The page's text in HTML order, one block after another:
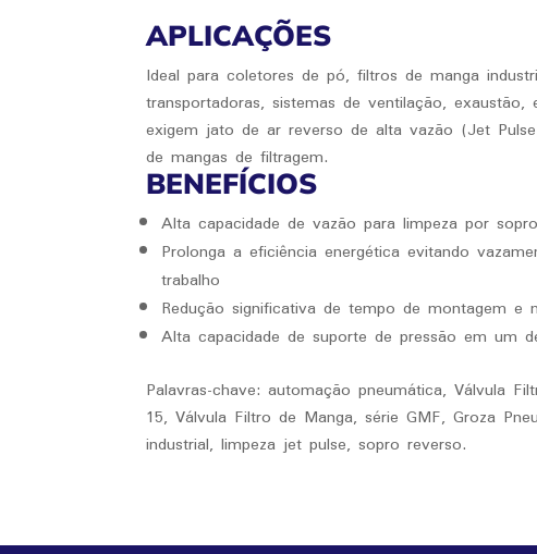
APLICAÇÕES
Ideal para coletores de pó, filtros de manga
transportadoras, sistemas de ventilação, exaustão,
exigem jato de ar reverso de alta vazão (Jet
de mangas de filtragem.
BENEFÍCIOS
Alta capacidade de vazão para limpeza por
Prolonga a eficiência energética evitando
trabalho
Redução significativa de tempo de montagem e
Alta capacidade de suporte de pressão em um
Palavras-chave: automação pneumática, Válvula
15, Válvula Filtro de Manga, série GMF, Groza
industrial, limpeza jet pulse, sopro reverso.